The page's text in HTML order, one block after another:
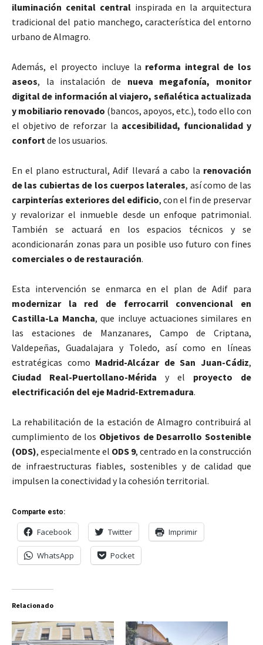
iluminación cenital centralinspirada en la arquitectura
tradicional del patio manchego, característica del entorno
urbano de Almagro.
Además, el proyecto incluye la reforma integral de los
aseos, la instalación de nueva megafonía, monitor
digital de información al viajero, señalética actualizada
y mobiliario renovado (bancos, apoyos, etc.), todo ello con
el objetivo de reforzar la accesibilidad, funcionalidad y
confortde los usuarios.
En el plano estructural, Adif llevará a cabo la renovación
de las cubiertas de los cuerpos laterales, así como de las
carpinterías exteriores del edificio, con el fin de preservar
y revalorizar el inmueble desde un enfoque patrimonial.
También se actuará en los espacios técnicos y se
acondicionarán zonas para un posible uso futuro con fines
comerciales o de restauración.
Esta intervención se enmarca en el plan de Adif para
modernizar la red de ferrocarril convencional en
Castilla-La Mancha, que incluye actuaciones similares en
las estaciones de Manzanares, Campo de Criptana,
Valdepeñas, Guadalajara y Toledo, así como en líneas
estratégicas como Madrid-Alcázar de San Juan-Cádiz,
Ciudad Real-Puertollano-Mérida y el proyecto de
electrificación del eje Madrid-Extremadura.
La rehabilitación de la estación de Almagro contribuirá al
cumplimiento de los Objetivos de Desarrollo Sostenible
(ODS), especialmente el ODS 9, centrado en la construcción
de infraestructuras fiables, sostenibles y de calidad que
impulsen la conectividad y la cohesión territorial.
Comparte esto:
Facebook Twitter Imprimir
WhatsApp Pocket
Relacionado